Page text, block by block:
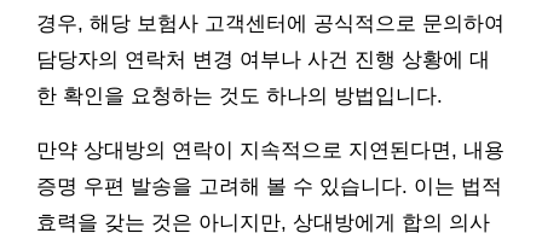
경우, 해당 보험사 고객센터에 공식적으로 문의하여
담당자의 연락처 변경 여부나 사건 진행 상황에 대
한 확인을 요청하는 것도 하나의 방법입니다.
만약 상대방의 연락이 지속적으로 지연된다면, 내용
증명 우편 발송을 고려해 볼 수 있습니다. 이는 법적
효력을 갖는 것은 아니지만, 상대방에게 합의 의사